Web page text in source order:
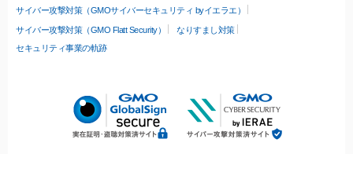
サイバー攻撃対策（GMOサイバーセキュリティ byイエラエ）
サイバー攻撃対策（GMO Flatt Security）
なりすまし対策
セキュリティ事業の軌跡